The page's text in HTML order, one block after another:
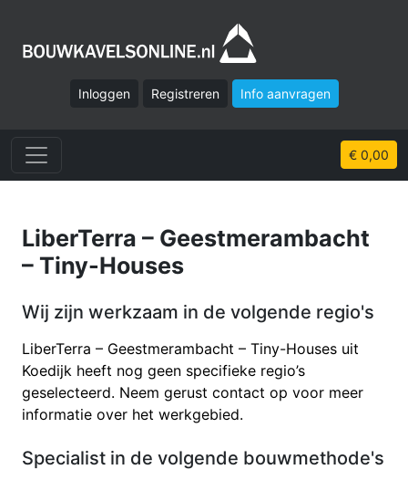
Inloggen Registreren Info aanvragen
€ 0,00
LiberTerra – Geestmerambacht
– Tiny-Houses
Wij zijn werkzaam in de volgende regio's
LiberTerra – Geestmerambacht – Tiny-Houses uit
Koedijk heeft nog geen specifieke regio’s
geselecteerd. Neem gerust contact op voor meer
informatie over het werkgebied.
Specialist in de volgende bouwmethode's